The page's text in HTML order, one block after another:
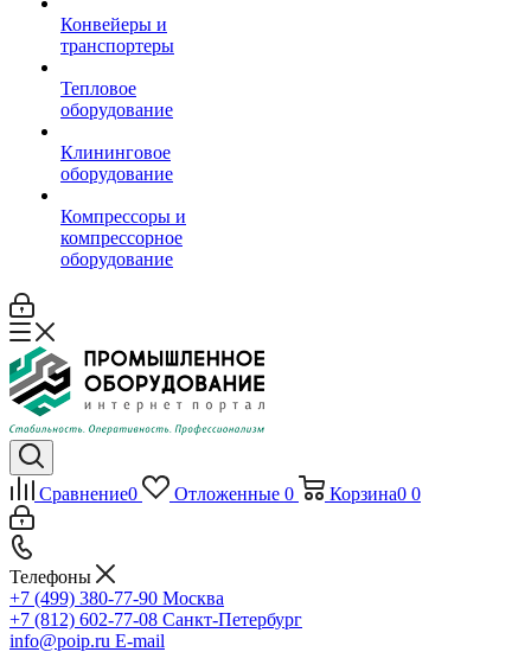
Конвейеры и
транспортеры
Тепловое
оборудование
Клининговое
оборудование
Компрессоры и
компрессорное
оборудование
Сравнение0 Отложенные 0 Корзина0 0
Телефоны
+7 (499) 380-77-90 Москва
+7 (812) 602-77-08 Санкт-Петербург
info@poip.ru E-mail